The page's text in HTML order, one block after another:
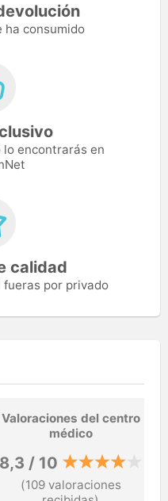
ha consumido
lo encontrarás en
calidad
fueras por privado
Valoraciones del centro
médico
8,3 / 10
(109 valoraciones